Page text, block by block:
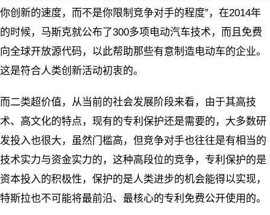
你创新的速度，而不是你限制竞争对手的程度”，在2014年
的时候，马斯克就公布了300多项电动汽车技术，而且免费
向全球开放源代码，以此帮助那些有意制造电动车的企业。
这是符合人类创新活动初衷的。
而二类超价值，从当前的社会发展阶段来看，由于其高技
术、高文化的特点，现有的专利保护还是需要的，大多数研
发投入也很大，虽然门槛高，但竞争对手也往往是有相当的
技术实力与资金实力的，这种高段位的竞争，专利保护的是
资本投入的积极性，保护的是人类进步的机会能得以实现，
特斯拉也不可能将最前沿、最核心的专利免费公开使用的。